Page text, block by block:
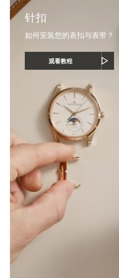
针扣
如何安装您的表扣与表带？
观看教程